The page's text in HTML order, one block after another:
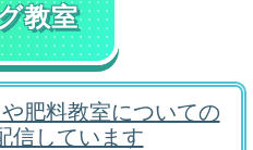
教室
肥料教室についての
信しています